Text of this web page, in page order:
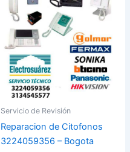
Servicio de Revisión
Reparacion de Citofonos
3224059356 – Bogota